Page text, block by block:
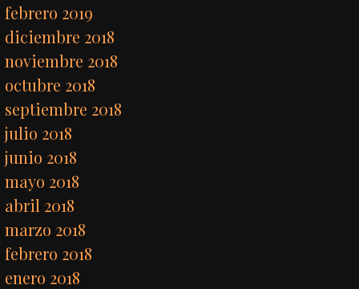
febrero 2019
diciembre 2018
noviembre 2018
octubre 2018
septiembre 2018
julio 2018
junio 2018
mayo 2018
abril 2018
marzo 2018
febrero 2018
enero 2018